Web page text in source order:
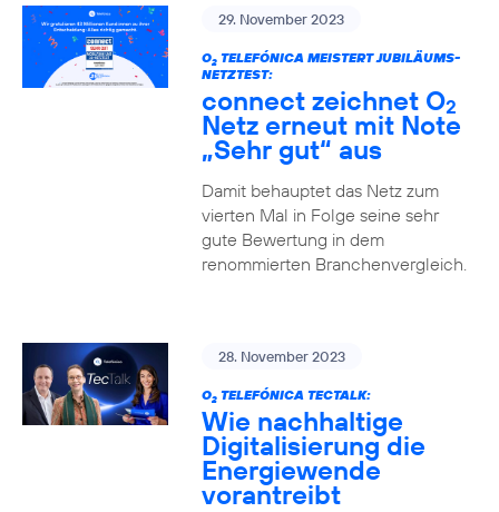
29. November 2023
O2TELEFÓNICA MEISTERT JUBILÄUMS-
NETZTEST:
connect zeichnet O2
Netz erneut mit Note
„Sehr gut“ aus
Damit behauptet das Netz zum
vierten Mal in Folge seine sehr
gute Bewertung in dem
renommierten Branchenvergleich.
28. November 2023
O2TELEFÓNICA TECTALK:
Wie nachhaltige
Digitalisierung die
Energiewende
vorantreibt